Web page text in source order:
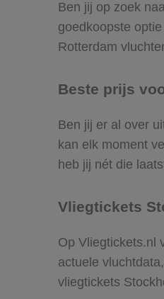
Ben jij op zoek
goedkoopste
Rotterdam
Beste prijs
Ben jij er al over
kan elk moment
heb jij nét die
Vliegtickets
Op Vliegtickets.nl
actuele
vliegtickets